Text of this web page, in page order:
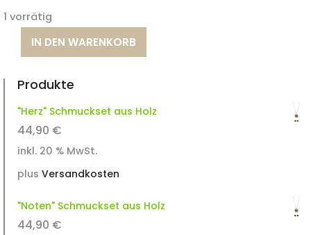
1 vorrätig
"Meeting"
aus
Glas
Menge
IN DEN WARENKORB
Produkte
"Herz" Schmuckset aus Holz
44,90 €
inkl. 20 % MwSt.
plus Versandkosten
"Noten" Schmuckset aus Holz
44,90 €